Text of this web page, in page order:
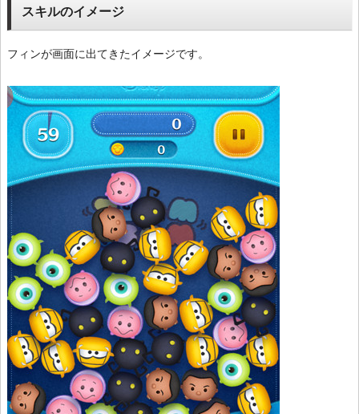
スキルのイメージ
フィンが画面に出てきたイメージです。